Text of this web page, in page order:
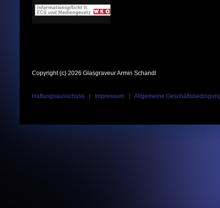
Copyright (c) 2026 Glasgraveur Armin Schandl
Haftungsausschuss Impressum Allgemeine